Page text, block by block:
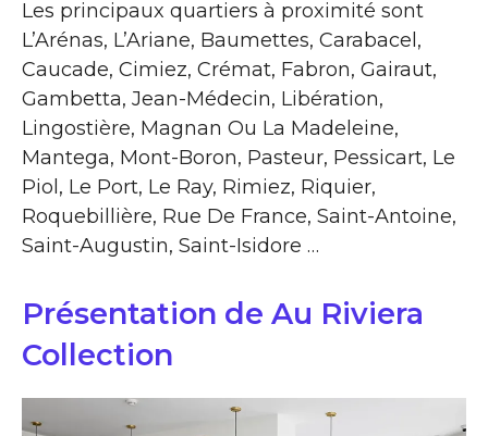
Les principaux quartiers à proximité sont
L’Arénas, L’Ariane, Baumettes, Carabacel,
Caucade, Cimiez, Crémat, Fabron, Gairaut,
Gambetta, Jean-Médecin, Libération,
Lingostière, Magnan Ou La Madeleine,
Mantega, Mont-Boron, Pasteur, Pessicart, Le
Piol, Le Port, Le Ray, Rimiez, Riquier,
Roquebillière, Rue De France, Saint-Antoine,
Saint-Augustin, Saint-Isidore …
Présentation de Au Riviera
Collection